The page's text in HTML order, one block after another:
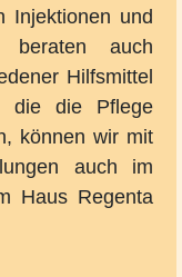
Injektionen und
beraten auch
Hilfsmittel
die die Pflege
können wir mit
auch im
Haus Regenta